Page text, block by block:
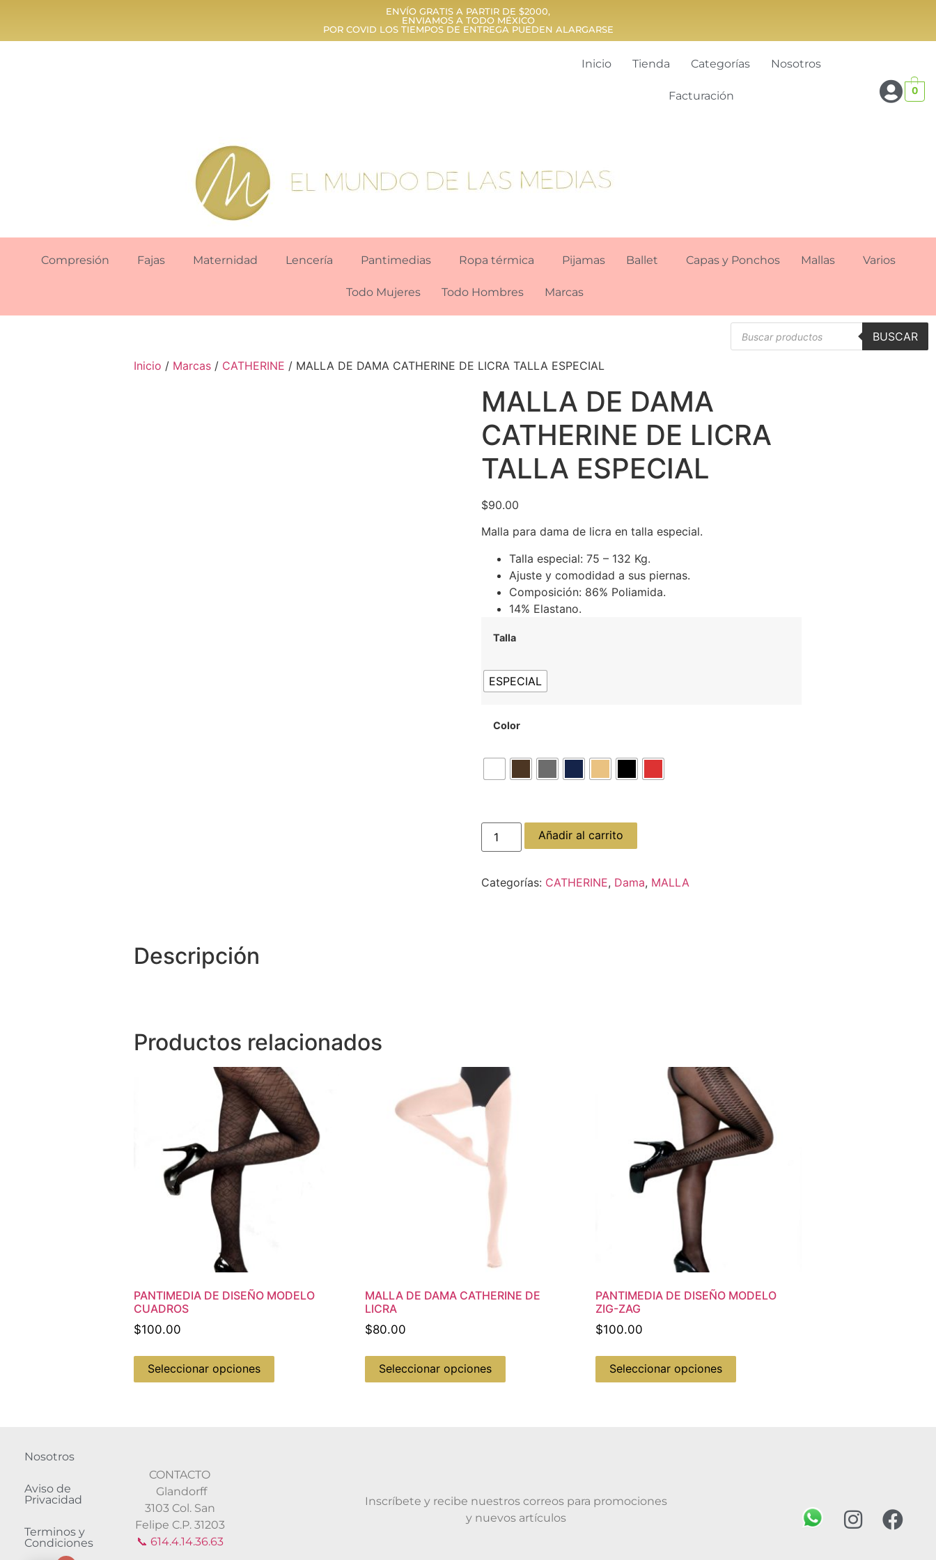
ENVÍO GRATIS A PARTIR DE $2000,
ENVIAMOS A TODO MÉXICO
POR COVID LOS TIEMPOS DE ENTREGA PUEDEN ALARGARSE
Inicio Tienda Categorías Nosotros
Facturación 0
Compresión Fajas Maternidad Lencería Pantimedias Ropa térmica Pijamas Ballet Capas y Ponchos Mallas Varios
Todo Mujeres Todo Hombres Marcas
BUSCAR
Inicio / Marcas / CATHERINE / MALLA DE DAMA CATHERINE DE LICRA TALLA ESPECIAL
MALLA DE DAMA
CATHERINE DE LICRA
TALLA ESPECIAL
$90.00
Malla para dama de licra en talla especial.
Talla especial: 75 – 132 Kg.
Ajuste y comodidad a sus piernas.
Composición: 86% Poliamida.
14% Elastano.
Talla
ESPECIAL
Color
Añadir al carrito
Categorías: CATHERINE, Dama, MALLA
Descripción
Productos relacionados
PANTIMEDIA DE DISEÑO MODELO
CUADROS
$100.00
Seleccionar opciones
MALLA DE DAMA CATHERINE DE
LICRA
$80.00
Seleccionar opciones
PANTIMEDIA DE DISEÑO MODELO
ZIG-ZAG
$100.00
Seleccionar opciones
Nosotros
Aviso de
Privacidad
Terminos y
Condiciones
CONTACTO
Glandorff
3103 Col. San
Felipe C.P. 31203
📞 614.4.14.36.63
Inscríbete y recibe nuestros correos para promociones
y nuevos artículos